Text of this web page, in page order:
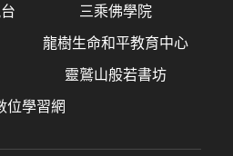
三乘佛學院
龍樹生命和平教育中心
靈鷲山般若書坊
位學習網